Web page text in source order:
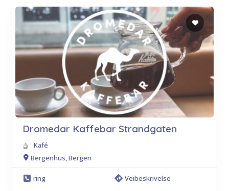
Dromedar Kaffebar Strandgaten
Kafé
Bergenhus, Bergen
ring Veibeskrivelse